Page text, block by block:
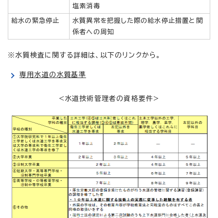
塩素消毒
給水の緊急停止
水質異常を把握した際の給水停止措置と関
係者への周知
※水質検査に関する詳細は、以下のリンクから。
専用水道の水質基準
<水道技術管理者の資格要件>